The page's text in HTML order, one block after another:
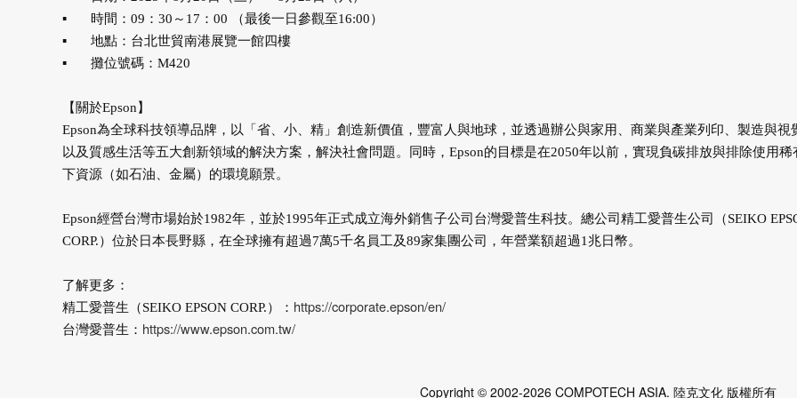
▪
時間：09：30～17：00 （最後一日參觀至16:00）
▪
地點：台北世貿南港展覽一館四樓
▪
攤位號碼：M420
【關於Epson】
Epson為全球科技領導品牌，以「省、小、精」創造新價值，豐富人與地球，並透過辦公與家用、商業與產業列印、製造與視
以及質感生活等五大創新領域的解決方案，解決社會問題。同時，Epson的目標是在2050年以前，實現負碳排放與排除使用稀
下資源（如石油、金屬）的環境願景。
Epson經營台灣市場始於1982年，並於1995年正式成立海外銷售子公司台灣愛普生科技。總公司精工愛普生公司（SEIKO
CORP.）位於日本長野縣，在全球擁有超過7萬5千名員工及89家集團公司，年營業額超過1兆日幣。
了解更多：
精工愛普生（SEIKO EPSON CORP.）： https://corporate.epson/en/
台灣愛普生： https://www.epson.com.tw/
Copyright © 2002-2026 COMPOTECH ASIA. 陸克文化 版權所有